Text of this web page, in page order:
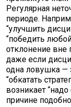
Регулярная
периоде.
“улучшить
“победить
отклонение
даже если
одна ловушка —
“обкатать
возникает
причине